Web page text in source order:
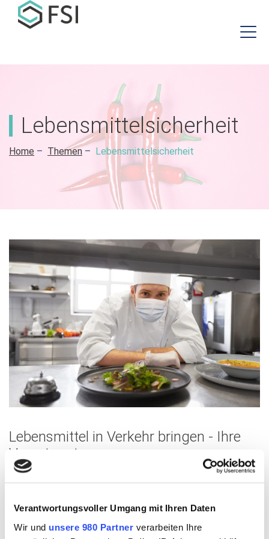
Verantwortungsvoller Umgang mit Ihren Daten
Wir und unsere 980 Partner verarbeiten Ihre
Lebensmittelsicherheit
Home – Themen – Lebensmittelsicherheit
Lebensmittel in Verkehr bringen - Ihre
Verantwortung
Lebensmittelhandel oder auch über Auslieferung von
Lebensmitteln im Fernabsatz, also z. B. beim Online
Lieferservice. Sie sind als Unternehmer verantwortlich, dass